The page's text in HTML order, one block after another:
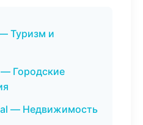
Туризм и
Городские
— Недвижимость